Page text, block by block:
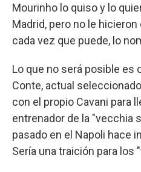
Mourinho lo quiso y lo
Madrid, pero no le
cada vez que puede, lo
Lo que no será posible es
Conte, actual
con el propio Cavani para
entrenador de la "vecchia
pasado en el Napoli hace
Sería una traición para los